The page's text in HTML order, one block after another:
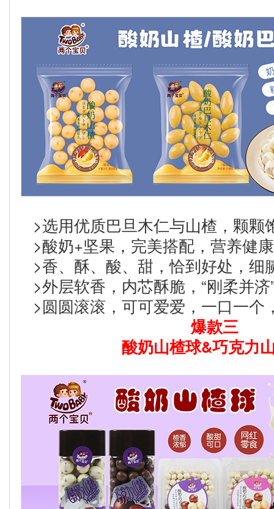
>选用优质巴旦木仁与山楂，颗颗
>酸奶+坚果，完美搭配，营养健
>香、酥、酸、甜，恰到好处，细
>外层软香，内芯酥脆，“刚柔并
>圆圆滚滚，可可爱爱，一口一个
爆款三
酸奶山楂球&巧克力